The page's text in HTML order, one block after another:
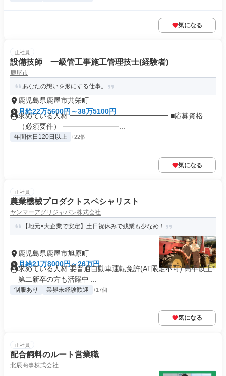
気になる
正社員
設備技師 一級管工事施工管理技士(経験者)
鹿屋市
あなたの想いを形にする仕事。
鹿児島県鹿屋市共栄町
月給22万5600円～38万5100円
求めている人材 ━━━━━━━━━━━━━━ ■応募資格
（必須要件） ━━━━━━━━...
年間休日120日以上 +22個
気になる
正社員
農業機械プロダクトスペシャリスト
ヤンマーアグリジャパン株式会社
【地元×大企業で安定】土日祝休みで残業も少なめ！
鹿児島県鹿屋市旭原町
月給21万8000円～26万円
求めている人材 要普通自動車運転免許(AT限定不可) 高卒以上*
第二新卒の方も活躍中 ...
制服あり 業界未経験歓迎 +17個
気になる
正社員
配合飼料のルート営業職
北辰商事株式会社